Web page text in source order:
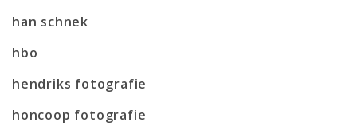
han schnek
hbo
hendriks fotografie
honcoop fotografie